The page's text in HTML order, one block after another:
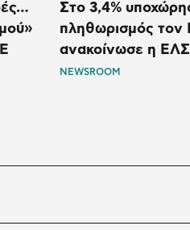
Στο 3,4%
πληθωρισμός τον
ανακοίνωσε η
NEWSROOM